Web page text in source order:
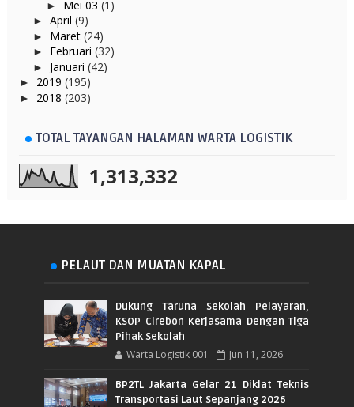
► Mei 03 (1)
► April (9)
► Maret (24)
► Februari (32)
► Januari (42)
► 2019 (195)
► 2018 (203)
TOTAL TAYANGAN HALAMAN WARTA LOGISTIK
1,313,332
PELAUT DAN MUATAN KAPAL
Dukung Taruna Sekolah Pelayaran,
KSOP Cirebon Kerjasama Dengan Tiga
Pihak Sekolah
Warta Logistik 001 Jun 11, 2026
BP2TL Jakarta Gelar 21 Diklat Teknis
Transportasi Laut Sepanjang 2026